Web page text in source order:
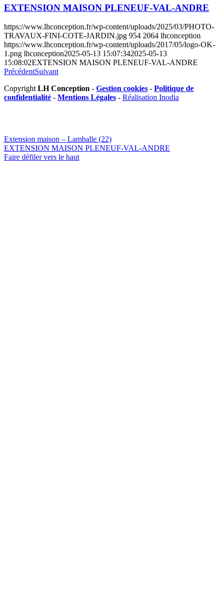
EXTENSION MAISON PLENEUF-VAL-ANDRE
https://www.lhconception.fr/wp-content/uploads/2025/03/PHOTO-
TRAVAUX-FINI-COTE-JARDIN.jpg 954 2064 lhconception
https://www.lhconception.fr/wp-content/uploads/2017/05/logo-OK-
1.png lhconception2025-05-13 15:07:342025-05-13
15:08:02EXTENSION MAISON PLENEUF-VAL-ANDRE
PrécédentSuivant
Copyright LH Conception - Gestion cookies - Politique de
confidentialité - Mentions Légales - Réalisation Inodia
Extension maison – Lamballe (22)
EXTENSION MAISON PLENEUF-VAL-ANDRE
Faire défiler vers le haut